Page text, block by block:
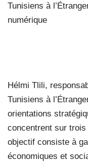
Tunisiens à
numérique
Hélmi Tlili,
Tunisiens à
orientations
concentrent sur
objectif consiste à
économiques et